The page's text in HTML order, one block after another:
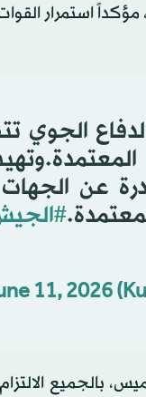
مؤكداً استمرار
الجوي
عن
11, 2026
الالتزام